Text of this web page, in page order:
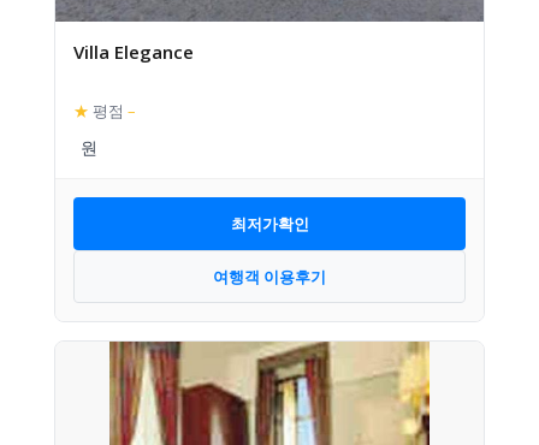
Villa Elegance
★ 평점 –
최저가확인
여행객 이용후기